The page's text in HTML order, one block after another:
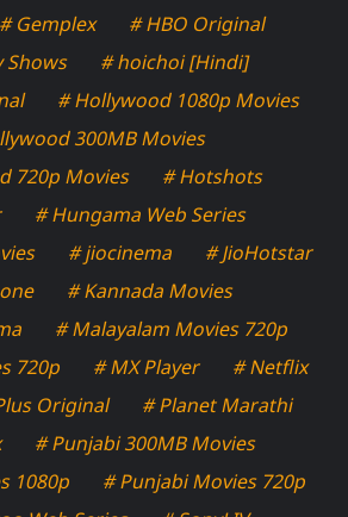
# Gemplex
# HBO Original
Shows
# hoichoi [Hindi]
# Hollywood 1080p Movies
300MB Movies
720p Movies
# Hotshots
# Hungama Web Series
# jiocinema
# JioHotstar
# Kannada Movies
# Malayalam Movies 720p
720p
# MX Player
# Netflix
Original
# Planet Marathi
# Punjabi 300MB Movies
1080p
# Punjabi Movies 720p